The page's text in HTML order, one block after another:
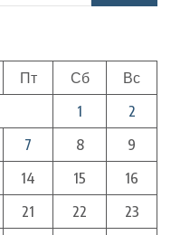
Пт Сб
Вс
1
2
7 8
9
14 15
16
21 22
23